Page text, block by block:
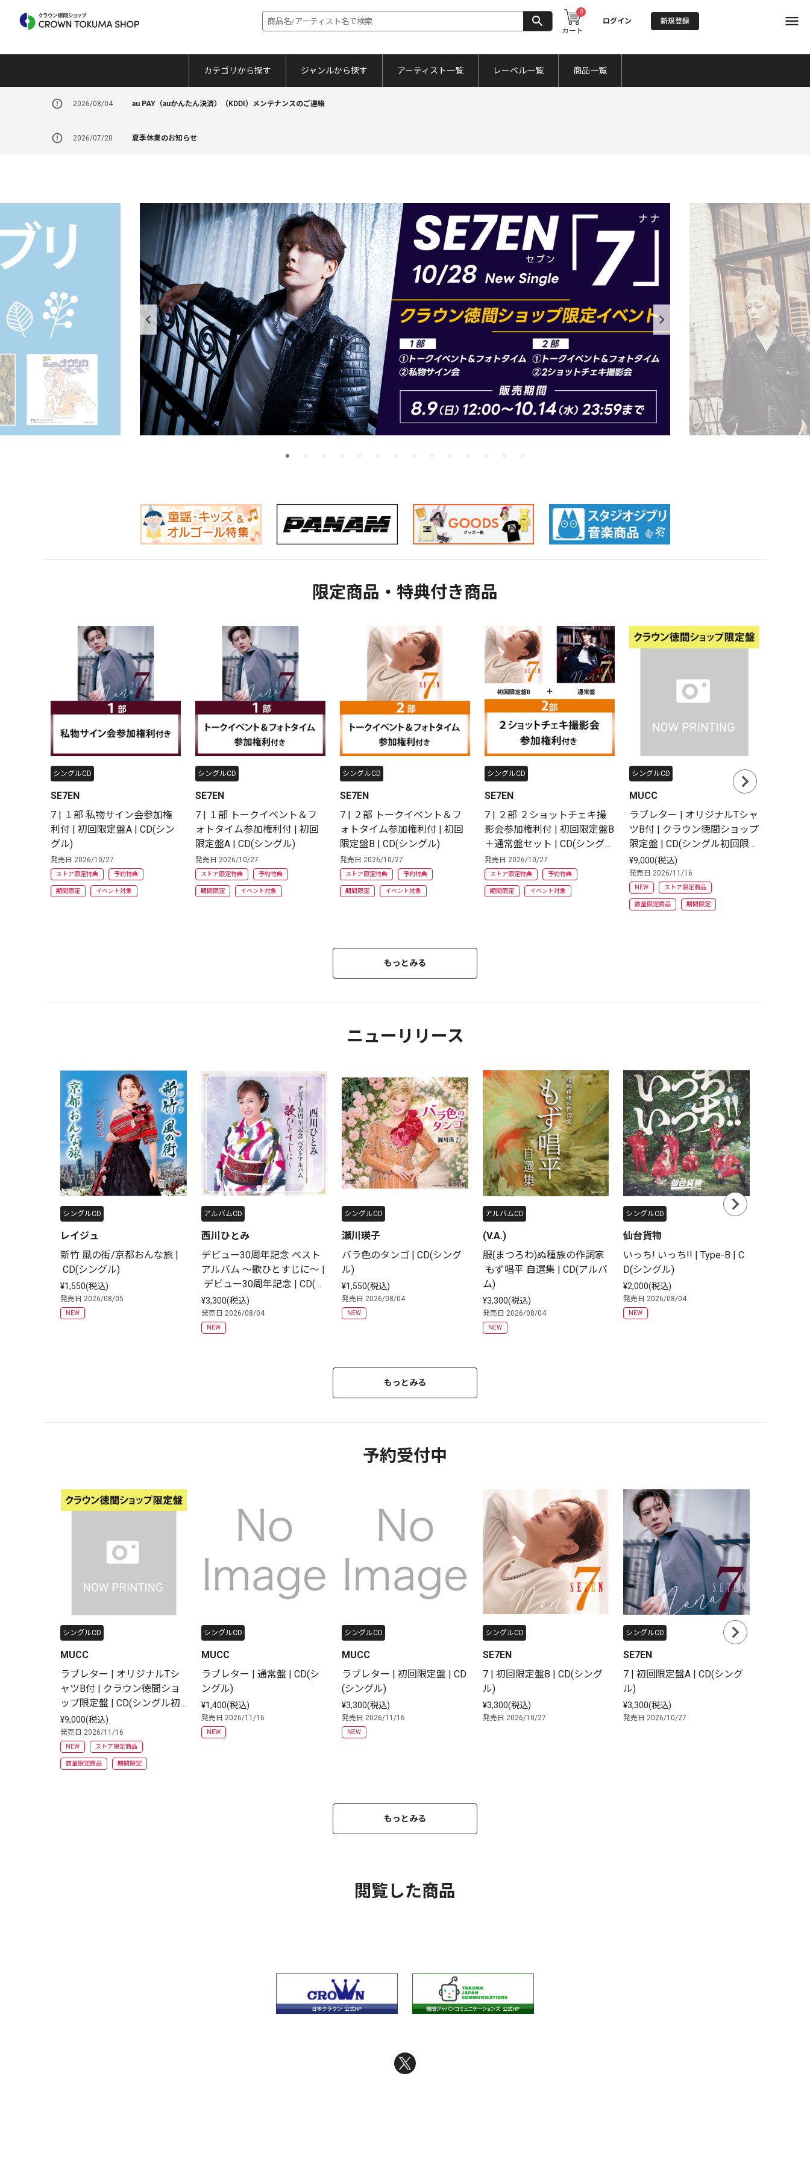
カート
0
ログイン 新規登録
カテゴリから探す ジャンルから探す アーティスト一覧 レーベル一覧 商品一覧
au PAY（auかんたん決済）（KDDI）メンテナンスのご連絡
2026/08/04
夏季休業のお知らせ
2026/07/20
限定商品・特典付き商品
シングルCD
SE7EN
7 | １部 私物サイン会参加権
利付 | 初回限定盤A | CD(シン
グル)
発売日 2026/10/27
ストア限定特典 予約特典
期間限定 イベント対象
シングルCD
SE7EN
7 | １部 トークイベント＆フ
ォトタイム参加権利付 | 初回
限定盤A | CD(シングル)
発売日 2026/10/27
ストア限定特典 予約特典
期間限定 イベント対象
シングルCD
SE7EN
7 | ２部 トークイベント＆フ
ォトタイム参加権利付 | 初回
限定盤B | CD(シングル)
発売日 2026/10/27
ストア限定特典 予約特典
期間限定 イベント対象
シングルCD
SE7EN
7 | ２部 ２ショットチェキ撮
影会参加権利付 | 初回限定盤B
＋通常盤セット | CD(シング
ル)
発売日 2026/10/27
ストア限定特典 予約特典
期間限定 イベント対象
シングルCD
MUCC
ラブレター | オリジナルTシャ
ツB付 | クラウン徳間ショップ
限定盤 | CD(シングル初回限定
盤)
¥9,000(税込)
発売日 2026/11/16
NEW ストア限定商品
数量限定商品 期間限定
もっとみる
ニューリリース
シングルCD
レイジュ
新竹 風の街/京都おんな旅 |
CD(シングル)
¥1,550(税込)
発売日 2026/08/05
NEW
アルバムCD
西川ひとみ
デビュー30周年記念 ベスト
アルバム ～歌ひとすじに～ |
デビュー30周年記念 | CD(ア
ルバム)
¥3,300(税込)
発売日 2026/08/04
NEW
シングルCD
瀬川瑛子
バラ色のタンゴ | CD(シング
ル)
¥1,550(税込)
発売日 2026/08/04
NEW
アルバムCD
(V.A.)
服(まつろわ)ぬ種族の作詞家
もず唱平 自選集 | CD(アルバ
ム)
¥3,300(税込)
発売日 2026/08/04
NEW
シングルCD
仙台貨物
いっち! いっち!! | Type-B | C
D(シングル)
¥2,000(税込)
発売日 2026/08/04
NEW
もっとみる
予約受付中
シングルCD
MUCC
ラブレター | オリジナルTシ
ャツB付 | クラウン徳間ショ
ップ限定盤 | CD(シングル初
回限定盤)
¥9,000(税込)
発売日 2026/11/16
NEW ストア限定商品
数量限定商品 期間限定
シングルCD
MUCC
ラブレター | 通常盤 | CD(シ
ングル)
¥1,400(税込)
発売日 2026/11/16
NEW
シングルCD
MUCC
ラブレター | 初回限定盤 | CD
(シングル)
¥3,300(税込)
発売日 2026/11/16
NEW
シングルCD
SE7EN
7 | 初回限定盤B | CD(シング
ル)
¥3,300(税込)
発売日 2026/10/27
シングルCD
SE7EN
7 | 初回限定盤A | CD(シング
ル)
¥3,300(税込)
発売日 2026/10/27
もっとみる
閲覧した商品